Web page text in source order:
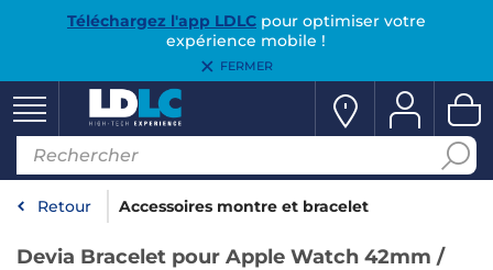
Téléchargez l'app LDLCpour optimiser votre
expérience mobile !
FERMER
Retour Accessoires montre et bracelet
Devia Bracelet pour Apple Watch 42mm /